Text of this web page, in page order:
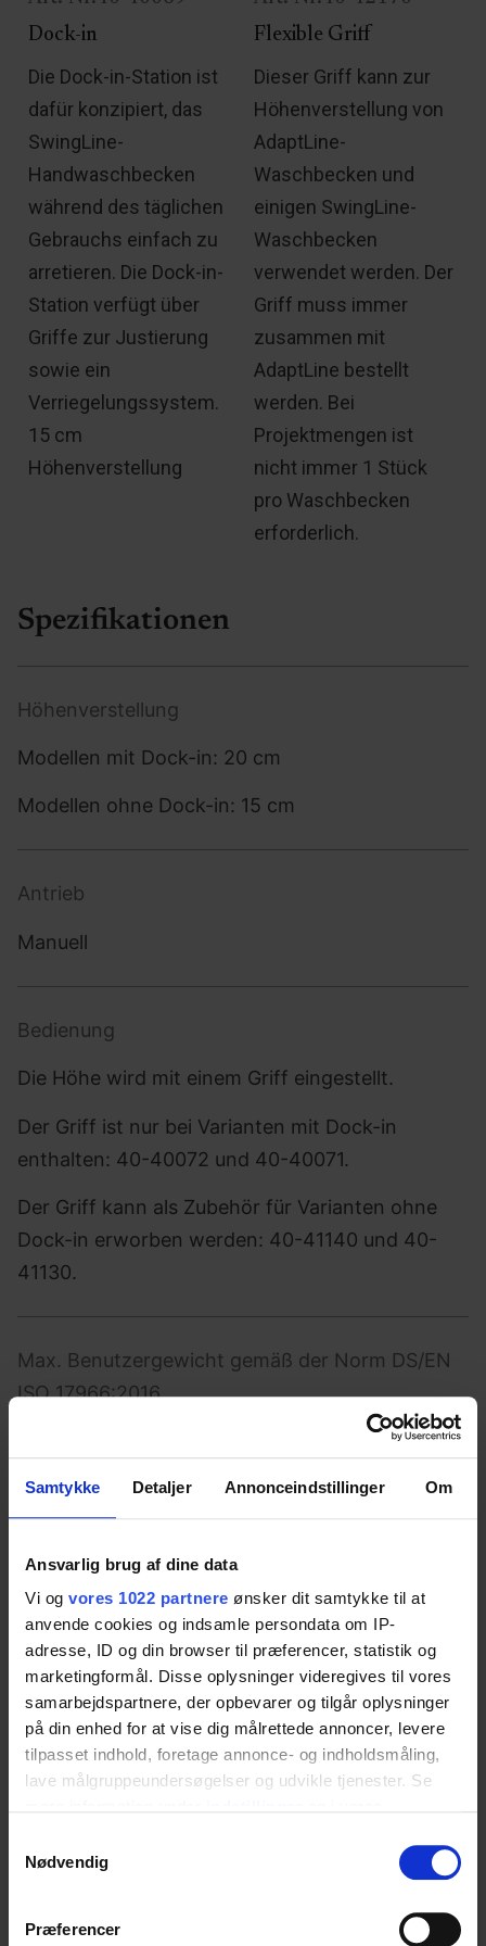
Samtykke Detaljer Annonceindstillinger Om
Ansvarlig brug af dine data
Vi og vores 1022 partnere ønsker dit samtykke til at
anvende cookies og indsamle persondata om IP-
adresse, ID og din browser til præferencer, statistik og
marketingformål. Disse oplysninger videregives til vores
samarbejdspartnere, der opbevarer og tilgår oplysninger
på din enhed for at vise dig målrettede annoncer, levere
tilpasset indhold, foretage annonce- og indholdsmåling,
lave målgruppeundersøgelser og udvikle tjenester. Se
tilbage eller ændre indstillinger fra vores
"Cookiedeklaration", eller ved at trykke på "Privacy
Nødvendig
Præferencer
Dock-in
Die Dock-in-Station ist
dafür konzipiert, das
SwingLine-
Handwaschbecken
während des täglichen
Gebrauchs einfach zu
arretieren. Die Dock-in-
Station verfügt über
Griffe zur Justierung
sowie ein
Verriegelungssystem.
15 cm
Höhenverstellung
Flexible Griff
Dieser Griff kann zur
Höhenverstellung von
AdaptLine-
Waschbecken und
einigen SwingLine-
Waschbecken
verwendet werden. Der
Griff muss immer
zusammen mit
AdaptLine bestellt
werden. Bei
Projektmengen ist
nicht immer 1 Stück
pro Waschbecken
erforderlich.
Spezifikationen
Höhenverstellung
Modellen mit Dock-in: 20 cm
Modellen ohne Dock-in: 15 cm
Antrieb
Manuell
Bedienung
Die Höhe wird mit einem Griff eingestellt.
Der Griff ist nur bei Varianten mit Dock-in
enthalten: 40-40072 und 40-40071.
Der Griff kann als Zubehör für Varianten ohne
Dock-in erworben werden: 40-41140 und 40-
41130.
Max. Benutzergewicht gemäß der Norm DS/EN
ISO 17966:2016
245 kg, wenn das Waschbecken im Dock-in
80 kg, wenn das Waschbecken aus dem Dock-in
herausgenommen ist.
Materialien
Gelbeschichteter Verbundwerkstoff. Aluminium.
Edelstahl. Oberflächenbehandelter Stahl.
Weiß. Kunststoffteile sind grau